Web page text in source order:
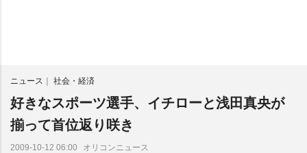
ニュース 社会・経済
好きなスポーツ選手、イチローと浅田真央が
揃って首位返り咲き
2009-10-12 06:00 オリコンニュース